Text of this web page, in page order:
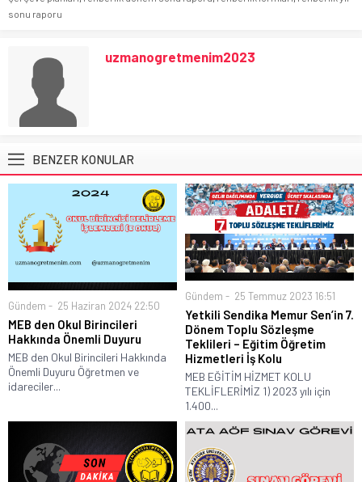
sonu raporu
uzmanogretmenim2023
BENZER KONULAR
Gündem 25 Haziran 2024 22:50
MEB den Okul Birincileri
Hakkında Önemli Duyuru
MEB den Okul Birincileri Hakkında
Önemli Duyuru Öğretmen ve
idareciler...
Gündem 25 Temmuz 2023 16:51
Yetkili Sendika Memur Sen’in 7.
Dönem Toplu Sözleşme
Teklileri – Eğitim Öğretim
Hizmetleri İş Kolu
MEB EĞİTİM HİZMET KOLU
TEKLİFLERİMİZ 1) 2023 yılı için
1.400...